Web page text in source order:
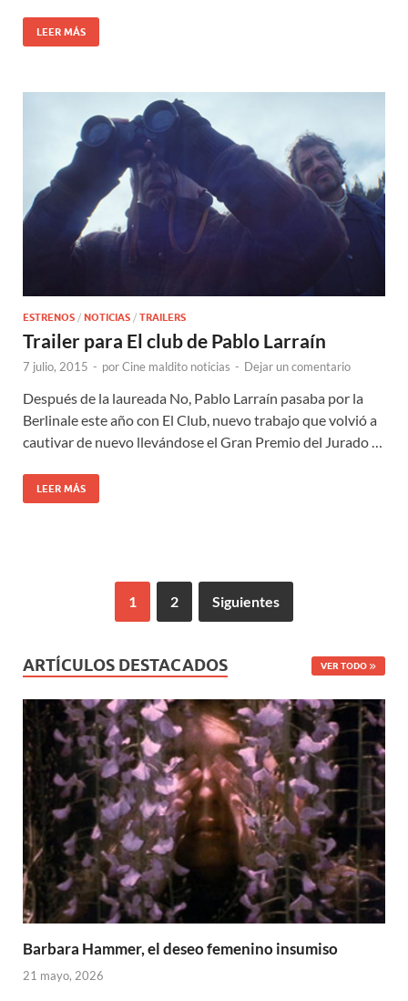
LEER MÁS
ESTRENOS / NOTICIAS / TRAILERS
Trailer para El club de Pablo Larraín
7 julio, 2015 - porCine maldito noticias - Dejar un comentario
Después de la laureada No, Pablo Larraín pasaba por la
Berlinale este año con El Club, nuevo trabajo que volvió a
cautivar de nuevo llevándose el Gran Premio del Jurado …
LEER MÁS
1 2 Siguientes
ARTÍCULOS DESTACADOS VER TODO
Barbara Hammer, el deseo femenino insumiso
21 mayo, 2026